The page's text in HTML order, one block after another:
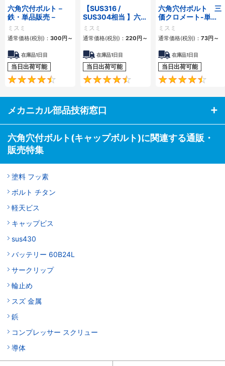
六角穴付ボルト－
鉄・単品販売－
ミスミ
通常価格(税別)： 300円～
在庫品1日目
当日出荷可能
4.5
【SUS316 /
SUS304相当 】六角
穴付ボルト ステンレ
ス
ミスミ
通常価格(税別)： 220円～
在庫品1日目
当日出荷可能
4.7
六角穴付ボルト 三
価クロメート-単
品・小箱-
ミスミ
通常価格(税別)： 73円～
在庫品1日目
当日出荷可能
メカニカル部品技術窓口
六角穴付ボルト(キャップボルト)に関連する通販・
販売特集
塗料 フッ素
ボルト チタン
軽天ビス
キャップビス
sus430
バッテリー 60B24L
サークリップ
輪止め
スズ 金属
鋲
コンプレッサー スクリュー
導体